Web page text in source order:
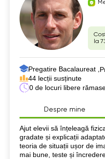
la
Pregatire Bacalaureat ,
44 lecții susținute
0 de locuri libere
Despre mine
Despre mine
Ajut elevii să înțeleagă
gradate și explicații
teoria de situații ușor de
mai bune, teste și